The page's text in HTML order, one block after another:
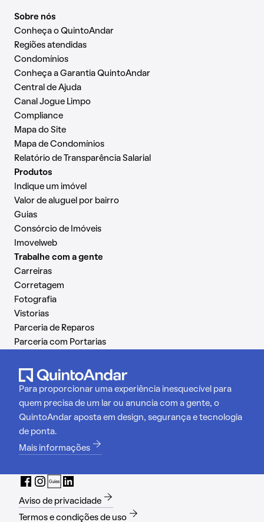
Sobre nós
Conheça o QuintoAndar
Regiões atendidas
Condomínios
Conheça a Garantia QuintoAndar
Central de Ajuda
Canal Jogue Limpo
Compliance
Mapa do Site
Mapa de Condomínios
Relatório de Transparência Salarial
Produtos
Indique um imóvel
Valor de aluguel por bairro
Guias
Consórcio de Imóveis
Imovelweb
Trabalhe com a gente
Carreiras
Corretagem
Fotografia
Vistorias
Parceria de Reparos
Parceria com Portarias
Para proporcionar uma experiência inesquecível para
quem precisa de um lar ou anuncia com a gente, o
QuintoAndar aposta em design, segurança e tecnologia
de ponta.
Mais informações
Aviso de privacidade
Termos e condições de uso